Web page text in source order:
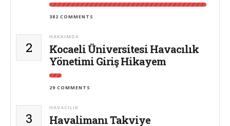
382 COMMENTS
2
HAKKIMDA
Kocaeli Üniversitesi Havacılık
Yönetimi Giriş Hikayem
29 COMMENTS
3
HAVACILIK
Havalimanı Takviye